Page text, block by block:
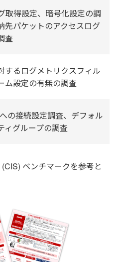
取得設定、暗号化設定の調
先パケットのアクセスログ
査
するログメトリクスフィル
ム設定の有無の調査
の接続設定調査、デフォル
ィグループの調査
ベンチマークを参考と